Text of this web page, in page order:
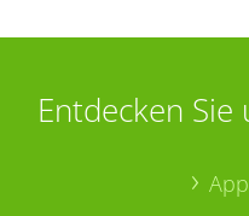
Entdecken